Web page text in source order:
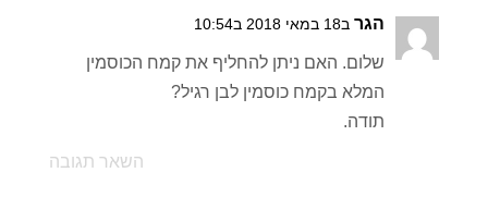
הגר ב18 במאי 2018 ב10:54
שלום. האם ניתן להחליף את קמח הכוסמין
המלא בקמח כוסמין לבן רגיל?
תודה.
השאר תגובה